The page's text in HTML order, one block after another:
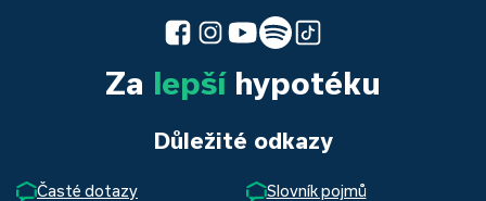
Za lepšíhypotéku
Důležité odkazy
Časté dotazy
Slovník pojmů